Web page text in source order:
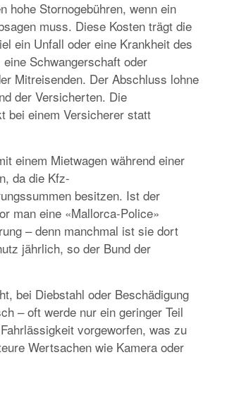
hohe Stornogebühren, wenn ein
muss. Diese Kosten trägt die
ein Unfall oder eine Krankheit des
Schwangerschaft oder
Mitreisenden. Der Abschluss lohne
der Versicherten. Die
bei einem Versicherer statt
einem Mietwagen während einer
da die Kfz-
besitzen. Ist der
man eine «Mallorca-Police»
– denn manchmal ist sie dort
jährlich, so der Bund der
bei Diebstahl oder Beschädigung
– oft werde nur ein geringer Teil
vorgeworfen, was zu
Wertsachen wie Kamera oder
«NORWEGIAN BREAKAWAY» FÄHRT IM
SOMMER 2018 AB WARNEMÜNDE